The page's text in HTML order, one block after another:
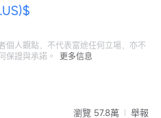
個人觀點，不代表富途任何立場，亦不
保證與承諾。
更多信息
瀏覽 57.8萬 舉報